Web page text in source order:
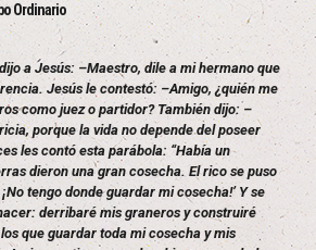
Ordinario
a Jesús: –Maestro, dile a mi hermano que
Jesús le contestó: –Amigo, ¿quién me
como juez o partidor? También dijo: –
porque la vida no depende del poseer
les contó esta parábola: “Había un
dieron una gran cosecha. El rico se puso
tengo donde guardar mi cosecha!’ Y se
derribaré mis graneros y construiré
que guardar toda mi cosecha y mis